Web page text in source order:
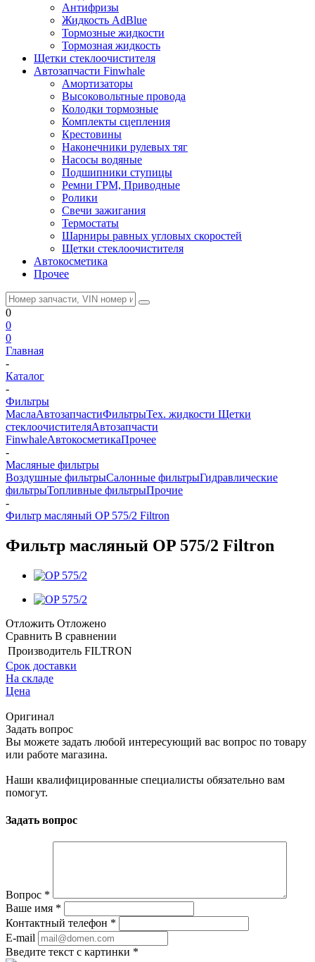
Антифризы
Жидкость AdBlue
Тормозные жидкости
Тормозная жидкость
Щетки стеклоочистителя
Автозапчасти Finwhale
Амортизаторы
Высоковольтные провода
Колодки тормозные
Комплекты сцепления
Крестовины
Наконечники рулевых тяг
Насосы водяные
Подшипники ступицы
Ремни ГРМ, Приводные
Ролики
Свечи зажигания
Термостаты
Шарниры равных угловых скоростей
Щетки стеклоочистителя
Автокосметика
Прочее
0
0
0
Главная
-
Каталог
-
Фильтры
МаслаАвтозапчастиФильтрыТех. жидкости Щетки
стеклоочистителяАвтозапчасти
FinwhaleАвтокосметикаПрочее
-
Масляные фильтры
Воздушные фильтрыСалонные фильтрыГидравлические
фильтрыТопливные фильтрыПрочие
-
Фильтр масляный OP 575/2 Filtron
Фильтр масляный OP 575/2 Filtron
Отложить Отложено
Сравнить В сравнении
Производитель FILTRON
Срок доставки
На складе
Цена
Оригинал
Задать вопрос
Вы можете задать любой интересующий вас вопрос по товару
или работе магазина.
Наши квалифицированные специалисты обязательно вам
помогут.
Задать вопрос
Вопрос *
Ваше имя *
Контактный телефон *
E-mail
Введите текст с картинки *